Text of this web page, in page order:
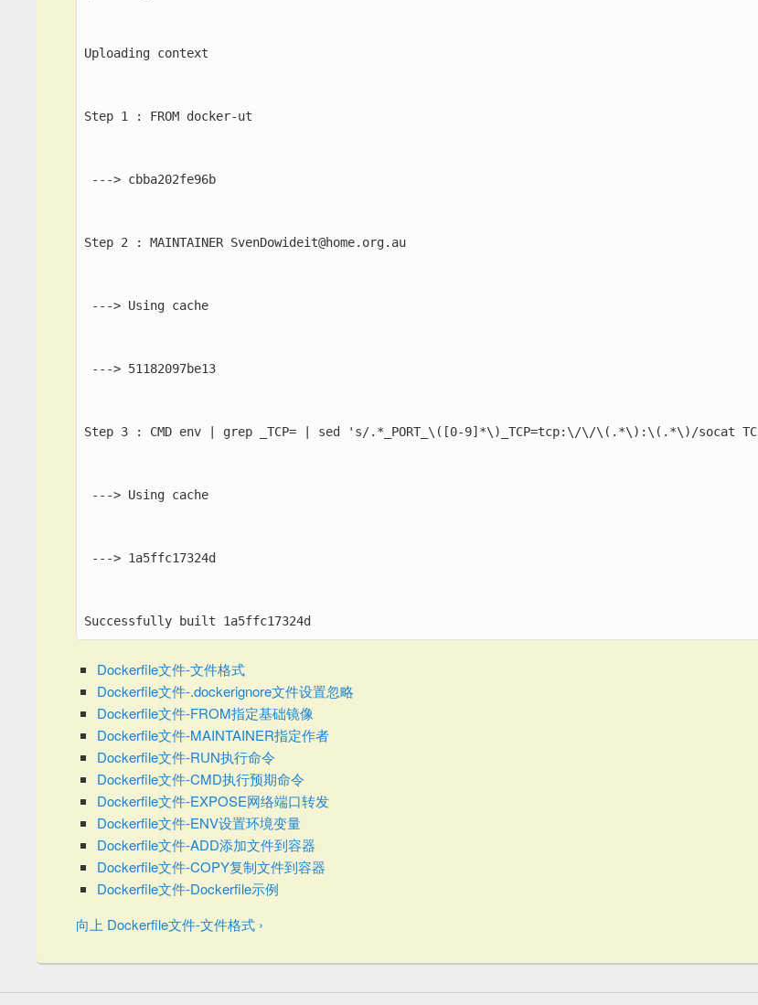
Successfully built 1a5ffc17324d
Dockerfile文件-文件格式
Dockerfile文件-.dockerignore文件设置忽略
Dockerfile文件-FROM指定基础镜像
Dockerfile文件-MAINTAINER指定作者
Dockerfile文件-RUN执行命令
Dockerfile文件-CMD执行预期命令
Dockerfile文件-EXPOSE网络端口转发
Dockerfile文件-ENV设置环境变量
Dockerfile文件-ADD添加文件到容器
Dockerfile文件-COPY复制文件到容器
Dockerfile文件-Dockerfile示例
向上 Dockerfile文件-文件格式 ›